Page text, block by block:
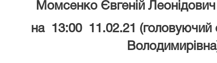
Момсенко Євгеній
на 13:00 11.02.21